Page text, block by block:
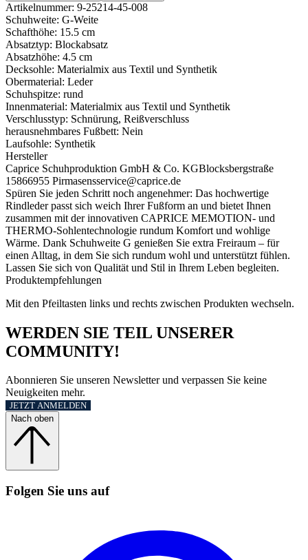
Artikelnummer: 9-25214-45-008
Schuhweite: G-Weite
Schafthöhe: 15.5 cm
Absatztyp: Blockabsatz
Absatzhöhe: 4.5 cm
Decksohle: Materialmix aus Textil und Synthetik
Obermaterial: Leder
Schuhspitze: rund
Innenmaterial: Materialmix aus Textil und Synthetik
Verschlusstyp: Schnürung, Reißverschluss
herausnehmbares Fußbett: Nein
Laufsohle: Synthetik
Hersteller
Caprice Schuhproduktion GmbH & Co. KGBlocksbergstraße
15866955 Pirmasensservice@caprice.de
Spüren Sie jeden Schritt noch angenehmer: Das hochwertige
Rindleder passt sich weich Ihrer Fußform an und bietet Ihnen
zusammen mit der innovativen CAPRICE MEMOTION- und
THERMO-Sohlentechnologie rundum Komfort und wohlige
Wärme. Dank Schuhweite G genießen Sie extra Freiraum – für
einen Alltag, in dem Sie sich rundum wohl und unterstützt fühlen.
Lassen Sie sich von Qualität und Stil in Ihrem Leben begleiten.
Produktempfehlungen
Mit den Pfeiltasten links und rechts zwischen Produkten wechseln.
WERDEN SIE TEIL UNSERER
COMMUNITY!
Abonnieren Sie unseren Newsletter und verpassen Sie keine
Neuigkeiten mehr.
JETZT ANMELDEN
Nach oben
Folgen Sie uns auf